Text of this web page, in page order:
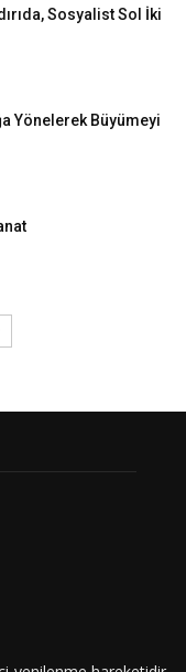
Sosyalist Sol İki
Yönelerek Büyümeyi